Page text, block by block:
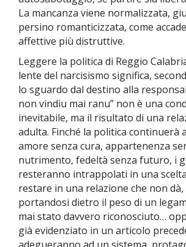
La mancanza viene normalizzata,
persino romanticizzata, come
affettive più distruttive.
Leggere la politica di Reggio
lente del narcisismo significa,
lo sguardo dal destino alla
non vindiu mai ranu” non è una
inevitabile, ma il risultato di una
adulta. Finché la politica continuerà
amore senza cura, appartenenza
nutrimento, fedeltà senza futuro, i
resteranno intrappolati in una
restare in una relazione che non
portandosi dietro il peso di un
mai stato davvero riconosciuto…
già evidenziato in un articolo